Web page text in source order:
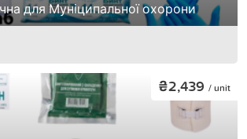
для Муніципальної охорони
₴2,439 / unit